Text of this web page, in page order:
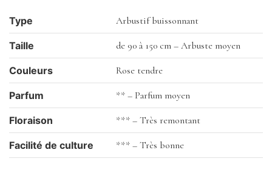
Type Arbustif buissonnant
Taille de 90 à 150 cm – Arbuste moyen
Couleurs Rose tendre
Parfum ** – Parfum moyen
Floraison *** – Très remontant
Facilité de culture *** – Très bonne